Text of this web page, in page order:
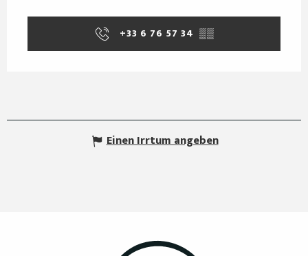
+33 6 76 57 34 ▒▒
Einen Irrtum angeben